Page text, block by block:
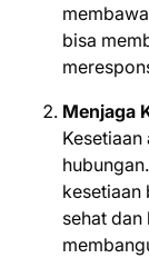
bisa
Menjaga
kesetiaan
sehat dan